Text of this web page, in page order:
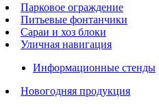
Парковое ограждение
Питьевые фонтанчики
Сараи и хоз блоки
Уличная навигация
Информационные стенды
Новогодняя продукция